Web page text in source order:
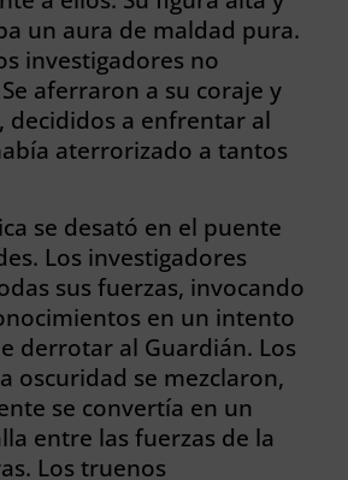
un aura de maldad pura.
investigadores no
aferraron a su coraje y
decididos a enfrentar al
aterrorizado a tantos
se desató en el puente
Los investigadores
sus fuerzas, invocando
en un intento
derrotar al Guardián. Los
oscuridad se mezclaron,
se convertía en un
entre las fuerzas de la
Los truenos